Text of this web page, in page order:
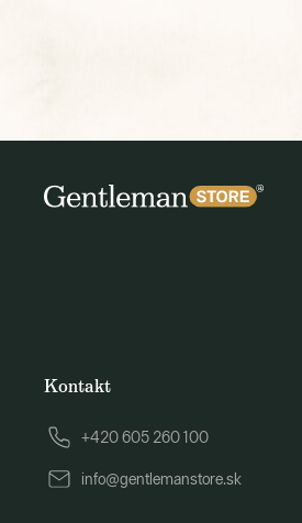
Kontakt
+420 605 260 100
info@gentlemanstore.sk